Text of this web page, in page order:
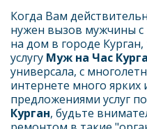
Когда Вам
нужен вызов мужчины
на дом в городе
услугу Муж на Час
универсала, с
интернете много ярких
предложениями услуг
Курган, будьте